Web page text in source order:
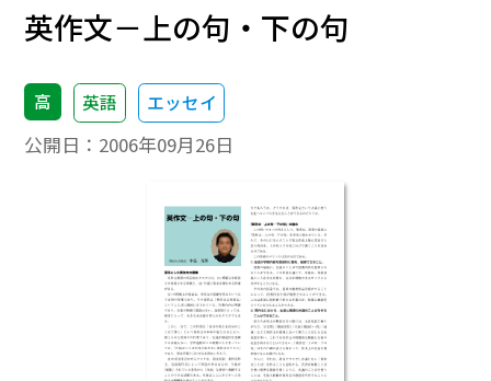
英作文－上の句・下の句
高 英語 エッセイ
公開日： 2006年09月26日